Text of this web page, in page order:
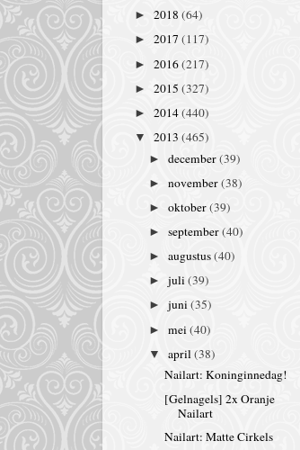
► 2018 (64)
► 2017 (117)
► 2016(217)
► 2015 (327)
► 2014(440)
▼ 2013 (465)
►december(39)
►november(38)
►oktober(39)
►september(40)
►augustus(40)
►juli(39)
►juni(35)
►mei(40)
▼april(38)
Nailart: Koninginnedag!
[Gelnagels] 2x Oranje
Nailart
Nailart: Matte Cirkels